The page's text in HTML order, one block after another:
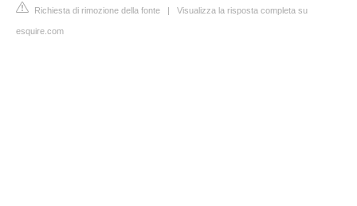
Richiesta di rimozione della fonte | Visualizza la risposta completa su
esquire.com